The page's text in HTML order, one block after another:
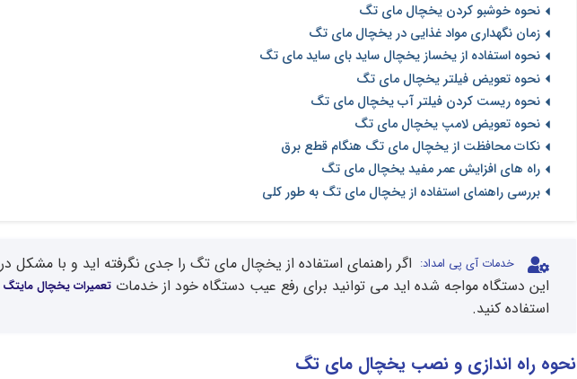
نحوه خوشبو کردن یخچال مای تگ
زمان نگهداری مواد غذایی در یخچال مای تگ
نحوه استفاده از یخساز یخچال ساید بای ساید مای تگ
نحوه تعویض فیلتر یخچال مای تگ
نحوه ریست کردن فیلتر آب یخچال مای تگ
نحوه تعویض لامپ یخچال مای تگ
نکات محافظت از یخچال مای تگ هنگام قطع برق
راه های افزایش عمر مفید یخچال مای تگ
بررسی راهنمای استفاده از یخچال مای تگ به طور کلی
خدمات آی پی امداد: اگر راهنمای استفاده از یخچال مای تگ را جدی نگرفته اید و با مشکل در
این دستگاه مواجه شده اید می توانید برای رفع عیب دستگاه خود از خدماتتعمیرات یخچال مایتگ
استفاده کنید.
نحوه راه اندازی و نصب یخچال مای تگ